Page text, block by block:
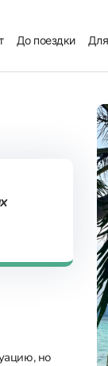
До поездки
но